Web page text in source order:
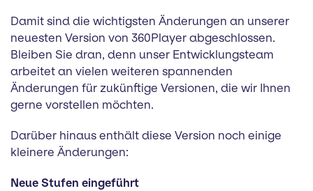
Damit sind die wichtigsten Änderungen an unserer
neuesten Version von 360Player abgeschlossen.
Bleiben Sie dran, denn unser Entwicklungsteam
arbeitet an vielen weiteren spannenden
Änderungen für zukünftige Versionen, die wir Ihnen
gerne vorstellen möchten.
Darüber hinaus enthält diese Version noch einige
kleinere Änderungen:
Neue Stufen eingeführt